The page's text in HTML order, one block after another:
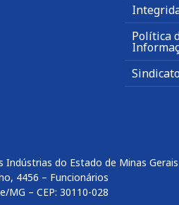
Política
Indústrias do Estado de Minas Gerais
4456 – Funcionários
MG – CEP: 30110-028